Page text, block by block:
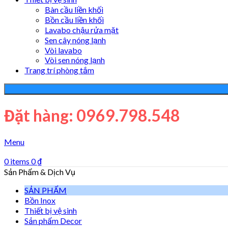
Bàn cầu liền khối
Bồn cầu liền khối
Lavabo chậu rửa mặt
Sen cây nóng lạnh
Vòi lavabo
Vòi sen nóng lạnh
Trang trí phòng tắm
Đặt hàng: 0969.798.548
Menu
0items 0₫
Sản Phẩm & Dịch Vụ
SẢN PHẨM
Bồn Inox
Thiết bị vệ sinh
Sản phẩm Decor